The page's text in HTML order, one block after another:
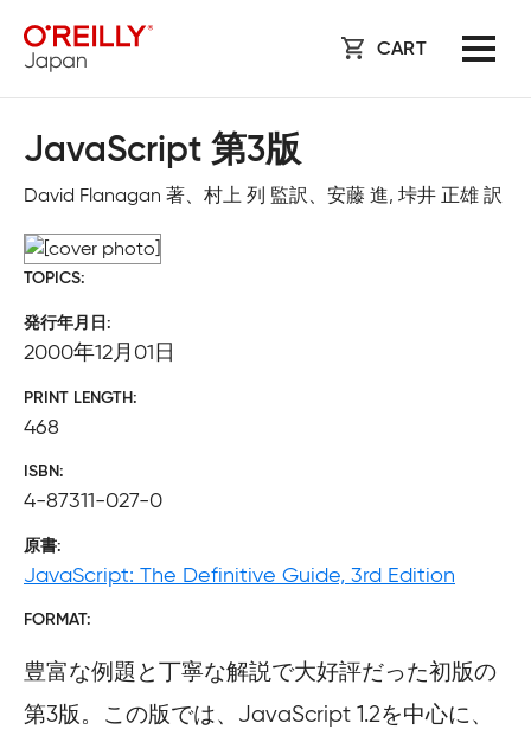
CART
JavaScript 第3版
David Flanagan 著、村上 列 監訳、安藤 進, 垰井 正雄 訳
TOPICS
発行年月日
2000年12月01日
PRINT LENGTH
468
ISBN
4-87311-027-0
原書
JavaScript: The Definitive Guide, 3rd Edition
FORMAT
豊富な例題と丁寧な解説で大好評だった初版の
第3版。この版では、JavaScript 1.2を中心に、